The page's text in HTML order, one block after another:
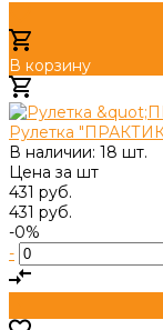
В корзину
Рулетка
В наличии: 18 шт.
Цена за шт
431 руб.
431 руб.
-0%
-